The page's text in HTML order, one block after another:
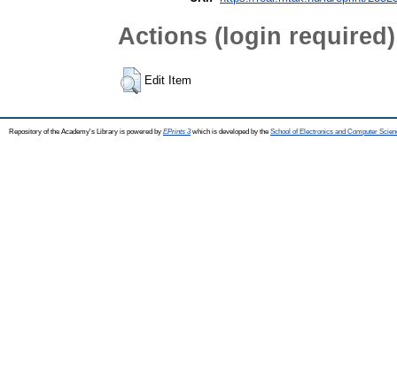
Actions (login required)
Edit Item
Repository of the Academy's Library is powered by EPrints 3which is developed by the School of Electronics and Computer